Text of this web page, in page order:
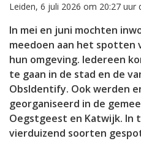
Leiden, 6 juli 2026 om 20:27 uur
In mei en juni mochten
meedoen aan het spotten
hun omgeving. Iedereen
te gaan in de stad en de
ObsIdentify. Ook werden
georganiseerd in de
Oegstgeest en Katwijk. In
vierduizend soorten